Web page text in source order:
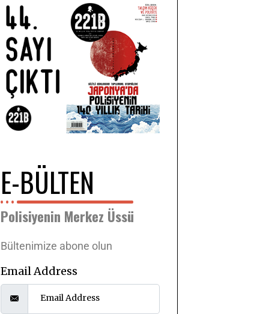
E-BÜLTEN
Polisiyenin Merkez Üssü
Bültenimize abone olun
Email Address